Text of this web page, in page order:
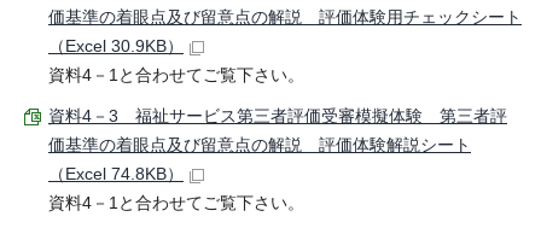
価基準の着眼点及び留意点の解説 評価体験用チェックシート
（Excel 30.9KB）
資料4－1と合わせてご覧下さい。
資料4－3 福祉サービス第三者評価受審模擬体験 第三者評
価基準の着眼点及び留意点の解説 評価体験解説シート
（Excel 74.8KB）
資料4－1と合わせてご覧下さい。